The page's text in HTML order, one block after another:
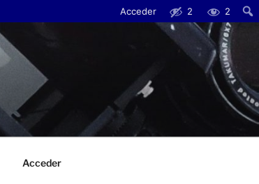
Acceder 2
2
Acceder